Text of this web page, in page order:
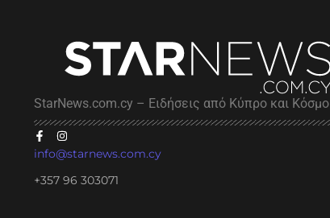
StarNews.com.cy – Ειδήσεις από Κύπρο και Κόσμο
info@starnews.com.cy
+357 96 303071